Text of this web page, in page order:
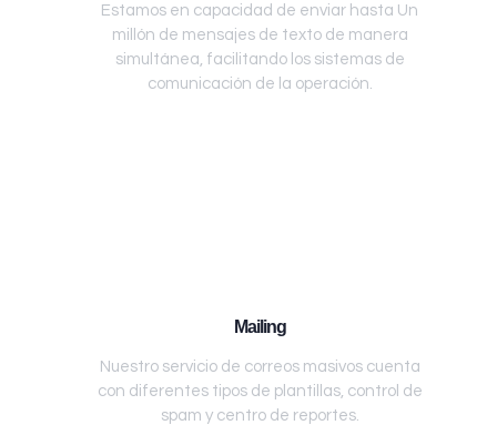
Estamos en capacidad de enviar hasta Un
millón de mensajes de texto de manera
simultánea, facilitando los sistemas de
comunicación de la operación.
Mailing
Nuestro servicio de correos masivos cuenta
con diferentes tipos de plantillas, control de
spam y centro de reportes.